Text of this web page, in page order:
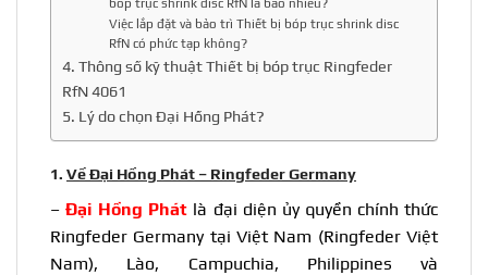
bóp trục shrink disc RfN là bao nhiêu?
Việc lắp đặt và bảo trì Thiết bị bóp trục shrink disc
RfN có phức tạp không?
4. Thông số kỹ thuật Thiết bị bóp trục Ringfeder
RfN 4061
5. Lý do chọn Đại Hồng Phát?
1. Về Đại Hồng Phát – Ringfeder Germany
– Đại Hồng Phát là đại diện ủy quyền chính thức
Ringfeder Germany tại Việt Nam (Ringfeder Việt
Nam), Lào, Campuchia, Philippines và